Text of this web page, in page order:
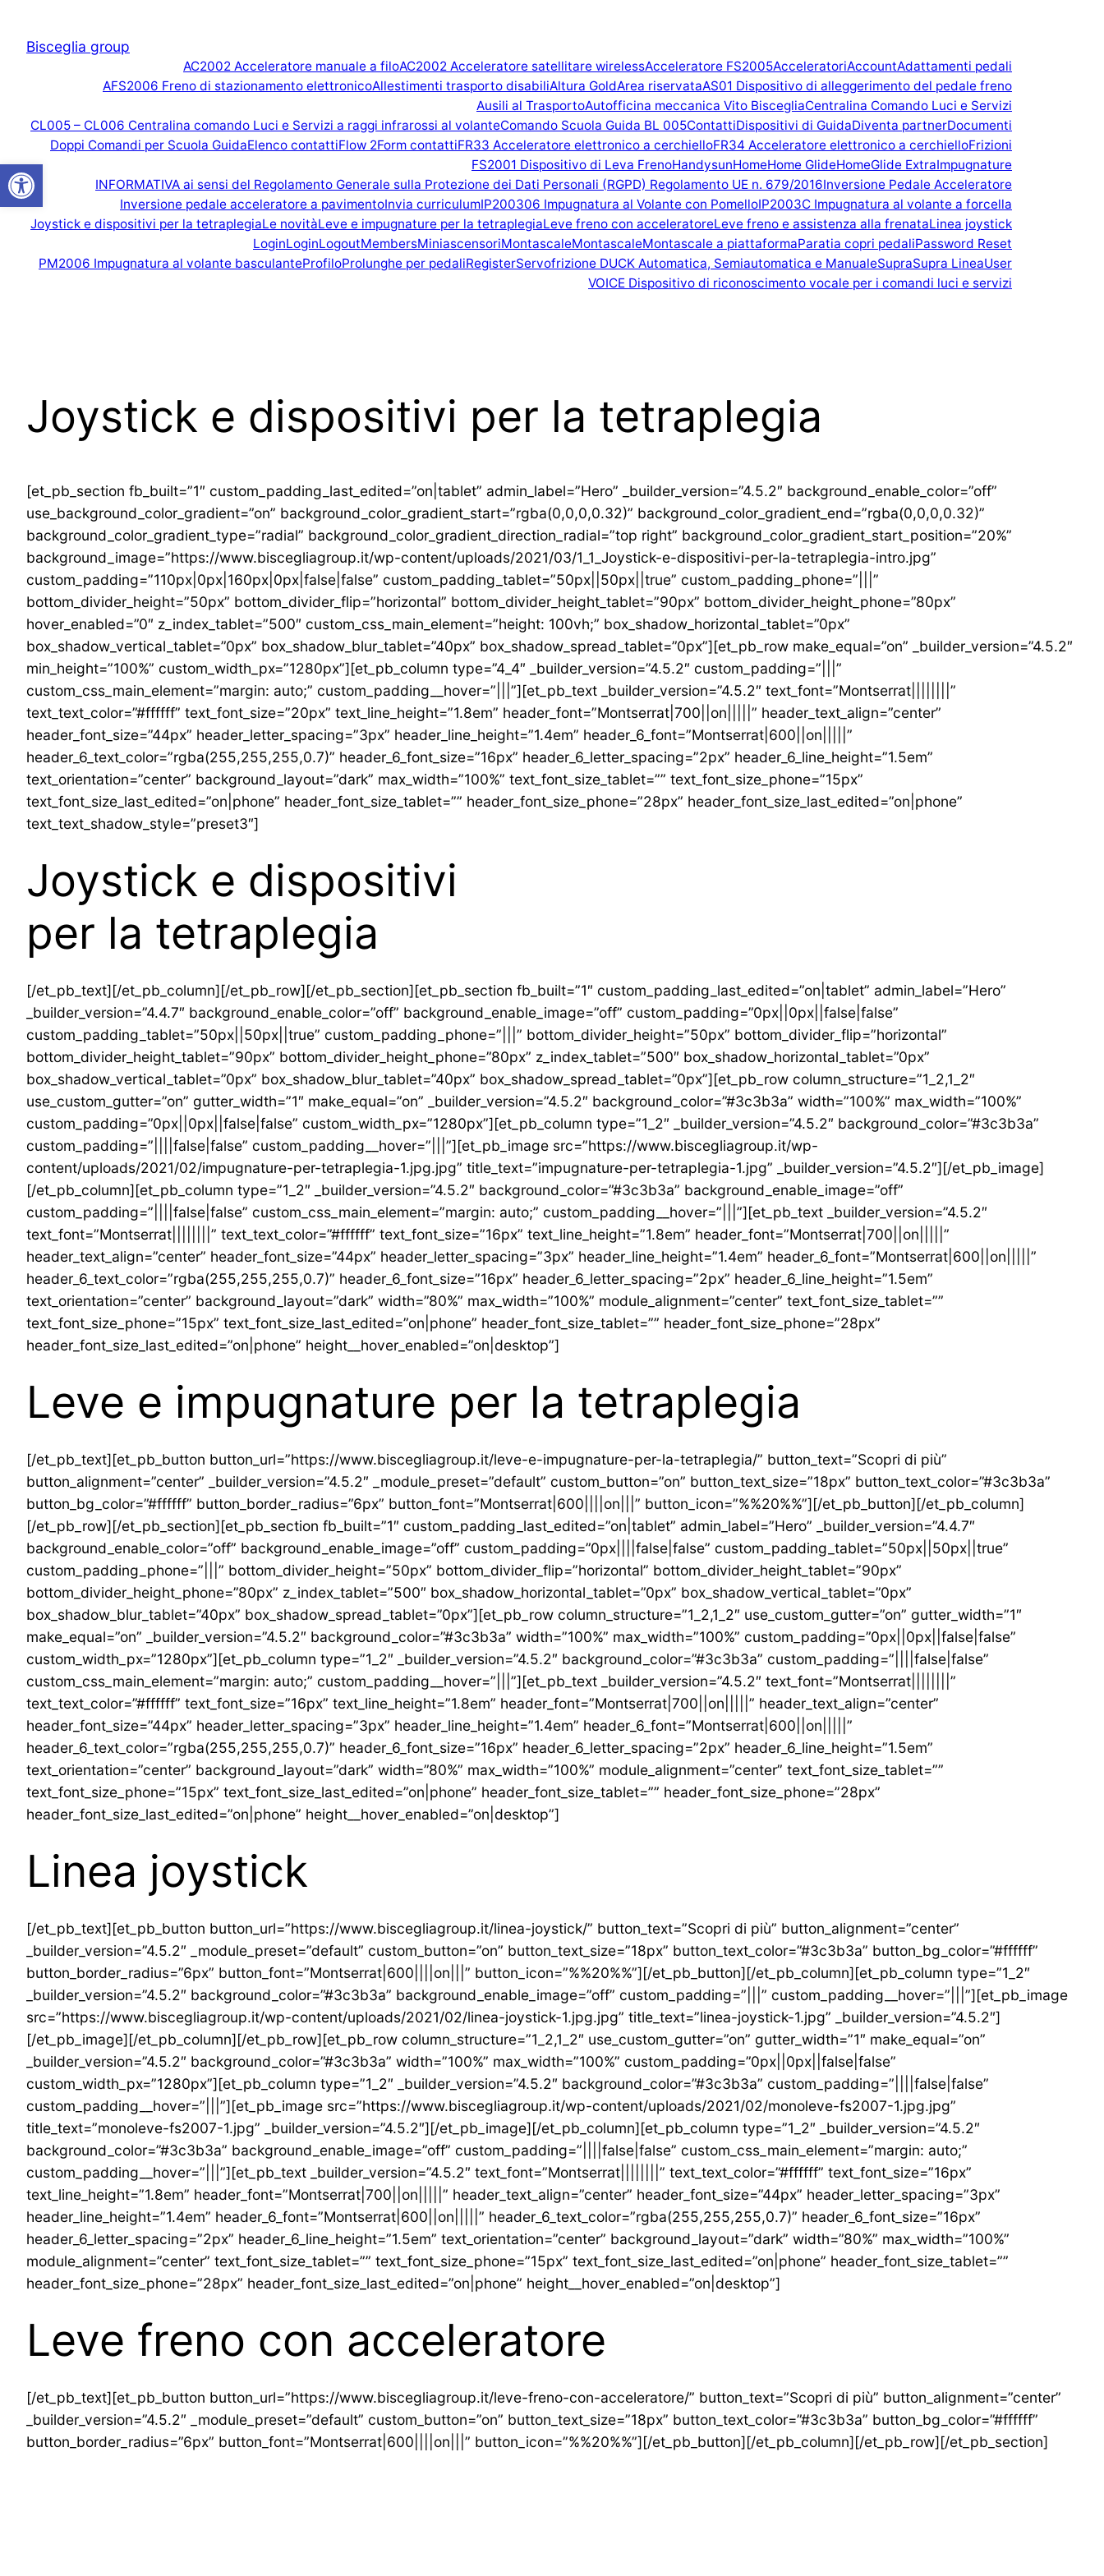
Open toolbar
contenuto
Bisceglia group
AC2002 Acceleratore manuale a filoAC2002 Acceleratore satellitare wirelessAcceleratore FS2005AcceleratoriAccountAdattamenti pedali
AFS2006 Freno di stazionamento elettronicoAllestimenti trasporto disabiliAltura GoldArea riservataAS01 Dispositivo di alleggerimento del pedale freno
Ausili al TrasportoAutofficina meccanica Vito BiscegliaCentralina Comando Luci e Servizi
CL005 – CL006 Centralina comando Luci e Servizi a raggi infrarossi al volanteComando Scuola Guida BL 005ContattiDispositivi di GuidaDiventa partnerDocumenti
Doppi Comandi per Scuola GuidaElenco contattiFlow 2Form contattiFR33 Acceleratore elettronico a cerchielloFR34 Acceleratore elettronico a cerchielloFrizioni
FS2001 Dispositivo di Leva FrenoHandysunHomeHome GlideHomeGlide ExtraImpugnature
INFORMATIVA ai sensi del Regolamento Generale sulla Protezione dei Dati Personali (RGPD) Regolamento UE n. 679/2016Inversione Pedale Acceleratore
Inversione pedale acceleratore a pavimentoInvia curriculumIP200306 Impugnatura al Volante con PomelloIP2003C Impugnatura al volante a forcella
Joystick e dispositivi per la tetraplegiaLe novitàLeve e impugnature per la tetraplegiaLeve freno con acceleratoreLeve freno e assistenza alla frenataLinea joystick
LoginLoginLogoutMembersMiniascensoriMontascaleMontascaleMontascale a piattaformaParatia copri pedaliPassword Reset
PM2006 Impugnatura al volante basculanteProfiloProlunghe per pedaliRegisterServofrizione DUCK Automatica, Semiautomatica e ManualeSupraSupra LineaUser
VOICE Dispositivo di riconoscimento vocale per i comandi luci e servizi
Joystick e dispositivi per la tetraplegia
[et_pb_section fb_built=”1″ custom_padding_last_edited=”on|tablet” admin_label=”Hero” _builder_version=”4.5.2″ background_enable_color=”off”
use_background_color_gradient=”on” background_color_gradient_start=”rgba(0,0,0,0.32)” background_color_gradient_end=”rgba(0,0,0,0.32)”
background_color_gradient_type=”radial” background_color_gradient_direction_radial=”top right” background_color_gradient_start_position=”20%”
background_image=”https://www.biscegliagroup.it/wp-content/uploads/2021/03/1_1_Joystick-e-dispositivi-per-la-tetraplegia-intro.jpg”
custom_padding=”110px|0px|160px|0px|false|false” custom_padding_tablet=”50px||50px||true” custom_padding_phone=”|||”
bottom_divider_height=”50px” bottom_divider_flip=”horizontal” bottom_divider_height_tablet=”90px” bottom_divider_height_phone=”80px”
hover_enabled=”0″ z_index_tablet=”500″ custom_css_main_element=”height: 100vh;” box_shadow_horizontal_tablet=”0px”
box_shadow_vertical_tablet=”0px” box_shadow_blur_tablet=”40px” box_shadow_spread_tablet=”0px”][et_pb_row make_equal=”on” _builder_version=”4.5.2″
min_height=”100%” custom_width_px=”1280px”][et_pb_column type=”4_4″ _builder_version=”4.5.2″ custom_padding=”|||”
custom_css_main_element=”margin: auto;” custom_padding__hover=”|||”][et_pb_text _builder_version=”4.5.2″ text_font=”Montserrat||||||||”
text_text_color=”#ffffff” text_font_size=”20px” text_line_height=”1.8em” header_font=”Montserrat|700||on|||||” header_text_align=”center”
header_font_size=”44px” header_letter_spacing=”3px” header_line_height=”1.4em” header_6_font=”Montserrat|600||on|||||”
header_6_text_color=”rgba(255,255,255,0.7)” header_6_font_size=”16px” header_6_letter_spacing=”2px” header_6_line_height=”1.5em”
text_orientation=”center” background_layout=”dark” max_width=”100%” text_font_size_tablet=”” text_font_size_phone=”15px”
text_font_size_last_edited=”on|phone” header_font_size_tablet=”” header_font_size_phone=”28px” header_font_size_last_edited=”on|phone”
text_text_shadow_style=”preset3″]
Joystick e dispositivi
per la tetraplegia
[/et_pb_text][/et_pb_column][/et_pb_row][/et_pb_section][et_pb_section fb_built=”1″ custom_padding_last_edited=”on|tablet” admin_label=”Hero”
_builder_version=”4.4.7″ background_enable_color=”off” background_enable_image=”off” custom_padding=”0px||0px||false|false”
custom_padding_tablet=”50px||50px||true” custom_padding_phone=”|||” bottom_divider_height=”50px” bottom_divider_flip=”horizontal”
bottom_divider_height_tablet=”90px” bottom_divider_height_phone=”80px” z_index_tablet=”500″ box_shadow_horizontal_tablet=”0px”
box_shadow_vertical_tablet=”0px” box_shadow_blur_tablet=”40px” box_shadow_spread_tablet=”0px”][et_pb_row column_structure=”1_2,1_2″
use_custom_gutter=”on” gutter_width=”1″ make_equal=”on” _builder_version=”4.5.2″ background_color=”#3c3b3a” width=”100%” max_width=”100%”
custom_padding=”0px||0px||false|false” custom_width_px=”1280px”][et_pb_column type=”1_2″ _builder_version=”4.5.2″ background_color=”#3c3b3a”
custom_padding=”||||false|false” custom_padding__hover=”|||”][et_pb_image src=”https://www.biscegliagroup.it/wp-
content/uploads/2021/02/impugnature-per-tetraplegia-1.jpg.jpg” title_text=”impugnature-per-tetraplegia-1.jpg” _builder_version=”4.5.2″][/et_pb_image]
[/et_pb_column][et_pb_column type=”1_2″ _builder_version=”4.5.2″ background_color=”#3c3b3a” background_enable_image=”off”
custom_padding=”||||false|false” custom_css_main_element=”margin: auto;” custom_padding__hover=”|||”][et_pb_text _builder_version=”4.5.2″
text_font=”Montserrat||||||||” text_text_color=”#ffffff” text_font_size=”16px” text_line_height=”1.8em” header_font=”Montserrat|700||on|||||”
header_text_align=”center” header_font_size=”44px” header_letter_spacing=”3px” header_line_height=”1.4em” header_6_font=”Montserrat|600||on|||||”
header_6_text_color=”rgba(255,255,255,0.7)” header_6_font_size=”16px” header_6_letter_spacing=”2px” header_6_line_height=”1.5em”
text_orientation=”center” background_layout=”dark” width=”80%” max_width=”100%” module_alignment=”center” text_font_size_tablet=””
text_font_size_phone=”15px” text_font_size_last_edited=”on|phone” header_font_size_tablet=”” header_font_size_phone=”28px”
header_font_size_last_edited=”on|phone” height__hover_enabled=”on|desktop”]
Leve e impugnature per la tetraplegia
[/et_pb_text][et_pb_button button_url=”https://www.biscegliagroup.it/leve-e-impugnature-per-la-tetraplegia/” button_text=”Scopri di più”
button_alignment=”center” _builder_version=”4.5.2″ _module_preset=”default” custom_button=”on” button_text_size=”18px” button_text_color=”#3c3b3a”
button_bg_color=”#ffffff” button_border_radius=”6px” button_font=”Montserrat|600||||on|||” button_icon=”%%20%%”][/et_pb_button][/et_pb_column]
[/et_pb_row][/et_pb_section][et_pb_section fb_built=”1″ custom_padding_last_edited=”on|tablet” admin_label=”Hero” _builder_version=”4.4.7″
background_enable_color=”off” background_enable_image=”off” custom_padding=”0px||||false|false” custom_padding_tablet=”50px||50px||true”
custom_padding_phone=”|||” bottom_divider_height=”50px” bottom_divider_flip=”horizontal” bottom_divider_height_tablet=”90px”
bottom_divider_height_phone=”80px” z_index_tablet=”500″ box_shadow_horizontal_tablet=”0px” box_shadow_vertical_tablet=”0px”
box_shadow_blur_tablet=”40px” box_shadow_spread_tablet=”0px”][et_pb_row column_structure=”1_2,1_2″ use_custom_gutter=”on” gutter_width=”1″
make_equal=”on” _builder_version=”4.5.2″ background_color=”#3c3b3a” width=”100%” max_width=”100%” custom_padding=”0px||0px||false|false”
custom_width_px=”1280px”][et_pb_column type=”1_2″ _builder_version=”4.5.2″ background_color=”#3c3b3a” custom_padding=”||||false|false”
custom_css_main_element=”margin: auto;” custom_padding__hover=”|||”][et_pb_text _builder_version=”4.5.2″ text_font=”Montserrat||||||||”
text_text_color=”#ffffff” text_font_size=”16px” text_line_height=”1.8em” header_font=”Montserrat|700||on|||||” header_text_align=”center”
header_font_size=”44px” header_letter_spacing=”3px” header_line_height=”1.4em” header_6_font=”Montserrat|600||on|||||”
header_6_text_color=”rgba(255,255,255,0.7)” header_6_font_size=”16px” header_6_letter_spacing=”2px” header_6_line_height=”1.5em”
text_orientation=”center” background_layout=”dark” width=”80%” max_width=”100%” module_alignment=”center” text_font_size_tablet=””
text_font_size_phone=”15px” text_font_size_last_edited=”on|phone” header_font_size_tablet=”” header_font_size_phone=”28px”
header_font_size_last_edited=”on|phone” height__hover_enabled=”on|desktop”]
Linea joystick
[/et_pb_text][et_pb_button button_url=”https://www.biscegliagroup.it/linea-joystick/” button_text=”Scopri di più” button_alignment=”center”
_builder_version=”4.5.2″ _module_preset=”default” custom_button=”on” button_text_size=”18px” button_text_color=”#3c3b3a” button_bg_color=”#ffffff”
button_border_radius=”6px” button_font=”Montserrat|600||||on|||” button_icon=”%%20%%”][/et_pb_button][/et_pb_column][et_pb_column type=”1_2″
_builder_version=”4.5.2″ background_color=”#3c3b3a” background_enable_image=”off” custom_padding=”|||” custom_padding__hover=”|||”][et_pb_image
src=”https://www.biscegliagroup.it/wp-content/uploads/2021/02/linea-joystick-1.jpg.jpg” title_text=”linea-joystick-1.jpg” _builder_version=”4.5.2″]
[/et_pb_image][/et_pb_column][/et_pb_row][et_pb_row column_structure=”1_2,1_2″ use_custom_gutter=”on” gutter_width=”1″ make_equal=”on”
_builder_version=”4.5.2″ background_color=”#3c3b3a” width=”100%” max_width=”100%” custom_padding=”0px||0px||false|false”
custom_width_px=”1280px”][et_pb_column type=”1_2″ _builder_version=”4.5.2″ background_color=”#3c3b3a” custom_padding=”||||false|false”
custom_padding__hover=”|||”][et_pb_image src=”https://www.biscegliagroup.it/wp-content/uploads/2021/02/monoleve-fs2007-1.jpg.jpg”
title_text=”monoleve-fs2007-1.jpg” _builder_version=”4.5.2″][/et_pb_image][/et_pb_column][et_pb_column type=”1_2″ _builder_version=”4.5.2″
background_color=”#3c3b3a” background_enable_image=”off” custom_padding=”||||false|false” custom_css_main_element=”margin: auto;”
custom_padding__hover=”|||”][et_pb_text _builder_version=”4.5.2″ text_font=”Montserrat||||||||” text_text_color=”#ffffff” text_font_size=”16px”
text_line_height=”1.8em” header_font=”Montserrat|700||on|||||” header_text_align=”center” header_font_size=”44px” header_letter_spacing=”3px”
header_line_height=”1.4em” header_6_font=”Montserrat|600||on|||||” header_6_text_color=”rgba(255,255,255,0.7)” header_6_font_size=”16px”
header_6_letter_spacing=”2px” header_6_line_height=”1.5em” text_orientation=”center” background_layout=”dark” width=”80%” max_width=”100%”
module_alignment=”center” text_font_size_tablet=”” text_font_size_phone=”15px” text_font_size_last_edited=”on|phone” header_font_size_tablet=””
header_font_size_phone=”28px” header_font_size_last_edited=”on|phone” height__hover_enabled=”on|desktop”]
Leve freno con acceleratore
[/et_pb_text][et_pb_button button_url=”https://www.biscegliagroup.it/leve-freno-con-acceleratore/” button_text=”Scopri di più” button_alignment=”center”
_builder_version=”4.5.2″ _module_preset=”default” custom_button=”on” button_text_size=”18px” button_text_color=”#3c3b3a” button_bg_color=”#ffffff”
button_border_radius=”6px” button_font=”Montserrat|600||||on|||” button_icon=”%%20%%”][/et_pb_button][/et_pb_column][/et_pb_row][/et_pb_section]